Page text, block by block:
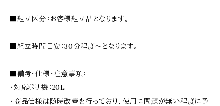
■組立区分：お客様組立品となります。
■組立時間目安：30分程度〜となります。
■備考・仕様・注意事項：
・対応ポリ袋：20L
・商品仕様は随時改善を行っており、使用に問題が無い程度に予